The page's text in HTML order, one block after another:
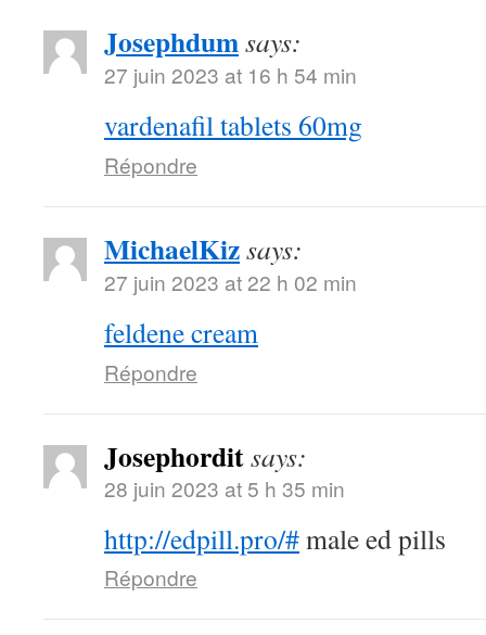
Josephdumsays:
27 juin 2023 at 16 h 54 min
vardenafil tablets 60mg
Répondre
MichaelKizsays:
27 juin 2023 at 22 h 02 min
feldene cream
Répondre
Josephorditsays:
28 juin 2023 at 5 h 35 min
http://edpill.pro/#male ed pills
Répondre